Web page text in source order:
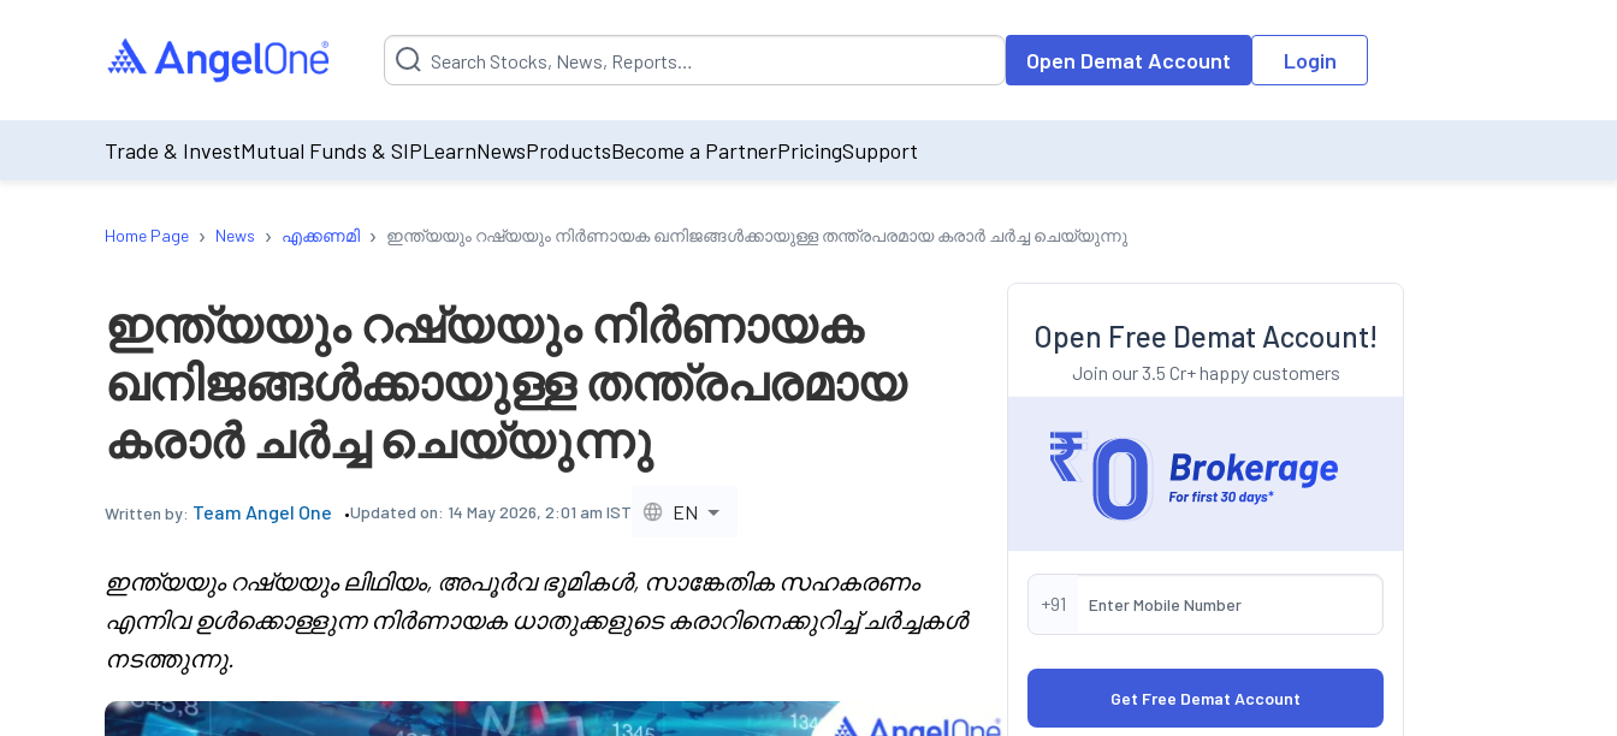
Suggestion will be populated by default on accessing the input field. On entering data into the input field, the suggestion list will be updated as per the
Open Demat Account Login
Trade & InvestMutual Funds & SIPLearnNewsProductsBecome a PartnerPricingSupport
Home Page › News › എക്കണമി › ഇന്ത്യയും റഷ്യയും നിർണായക ഖനിജങ്ങൾക്കായുള്ള തന്ത്രപരമായ കരാർ ചർച്ച ചെയ്യുന്നു
ഇന്ത്യയും റഷ്യയും നിർണായക
ഖനിജങ്ങൾക്കായുള്ള തന്ത്രപരമായ
കരാർ ചർച്ച ചെയ്യുന്നു
Written by: Team Angel One Updated on: 14 May 2026, 2:01 am IST EN
ഇന്ത്യയും റഷ്യയും ലിഥിയം, അപൂർവ ഭൂമികൾ, സാങ്കേതിക സഹകരണം
എന്നിവ ഉൾക്കൊള്ളുന്ന നിർണായക ധാതുക്കളുടെ കരാറിനെക്കുറിച്ച് ചർച്ചകൾ
നടത്തുന്നു.
Open Free Demat Account!
Join our 3.5 Cr+ happy customers
+91